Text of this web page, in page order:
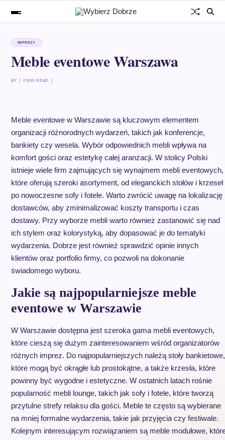
IMPREZY
Meble eventowe Warszawa
BY 0 MIN READ
Meble eventowe w Warszawie są kluczowym elementem
organizacji różnorodnych wydarzeń, takich jak konferencje,
bankiety czy wesela. Wybór odpowiednich mebli wpływa na
komfort gości oraz estetykę całej aranżacji. W stolicy Polski
istnieje wiele firm zajmujących się wynajmem mebli eventowych,
które oferują szeroki asortyment, od eleganckich stołów i krzeseł
po nowoczesne sofy i fotele. Warto zwrócić uwagę na lokalizację
dostawców, aby zminimalizować koszty transportu i czas
dostawy. Przy wyborze mebli warto również zastanowić się nad
ich stylem oraz kolorystyką, aby dopasować je do tematyki
wydarzenia. Dobrze jest również sprawdzić opinie innych
klientów oraz portfolio firmy, co pozwoli na dokonanie
świadomego wyboru.
Jakie są najpopularniejsze meble
eventowe w Warszawie
W Warszawie dostępna jest szeroka gama mebli eventowych,
które cieszą się dużym zainteresowaniem wśród organizatorów
różnych imprez. Do najpopularniejszych należą stoły bankietowe,
które mogą być okrągłe lub prostokątne, a także krzesła, które
powinny być wygodne i estetyczne. W ostatnich latach rośnie
popularność mebli lounge, takich jak sofy i fotele, które tworzą
przytulne strefy relaksu dla gości. Meble te często są wybierane
na mniej formalne wydarzenia, takie jak przyjęcia czy festiwale.
Kolejnym interesującym rozwiązaniem są meble modułowe,